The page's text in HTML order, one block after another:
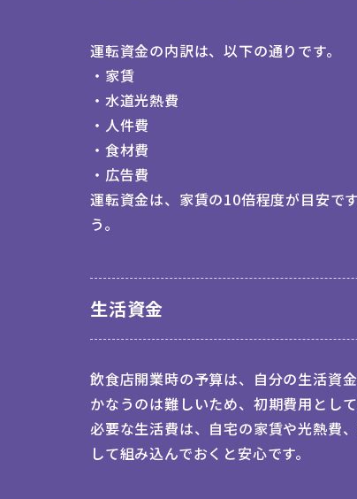
運転資金の内訳は、以下の通りです。
・家賃
・水道光熱費
・ 人件費
・ 食材費
・ 広告費
運転資金は、家賃の10倍程度が目安で
う。
生活資金
飲食店開業時の予算は、自分の生活資
かなうのは難しいため、初期費用とし
必要な生活費は、自宅の家賃や光熱費
して組み込んでおくと安心です。